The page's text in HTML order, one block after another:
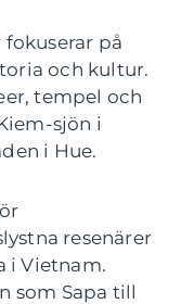
fokuserar på
och kultur.
tempel och
sjön i
i Hue.
resenärer
i Vietnam.
som Sapa till